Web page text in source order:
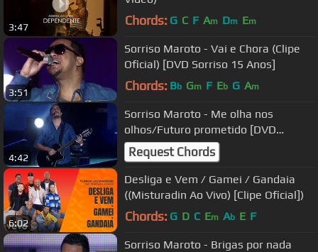
3:47 Chords: G C F Am Dm Em
3:51
Sorriso Maroto - Vai e Chora (Clipe
Oficial) [DVD Sorriso 15 Anos]
Chords: Bb Gm F Eb G Am
4:42
Sorriso Maroto - Me olha nos
olhos/Futuro prometido [DVD
Sorriso 15 Anos]
Request Chords
6:02
Desliga e Vem / Gamei / Gandaia
((Misturadin Ao Vivo) [Clipe Oficial])
Chords: G D C Em Ab E F
Sorriso Maroto - Brigas por nada